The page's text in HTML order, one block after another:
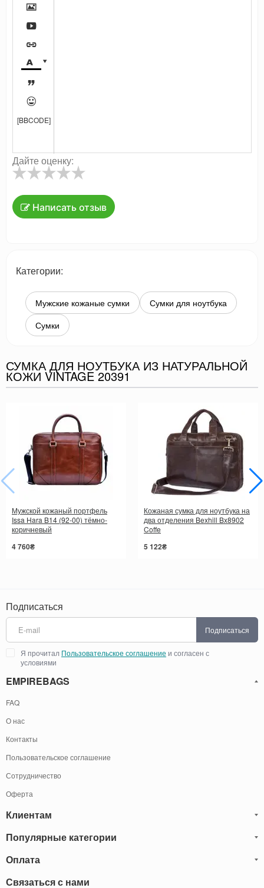







[BBCODE]
Дайте оценку:
Написать отзыв
Категории:
Мужские кожаные сумки
Сумки для ноутбука
Сумки
СУМКА ДЛЯ НОУТБУКА ИЗ НАТУРАЛЬНОЙ
КОЖИ VINTAGE 20391
Мужской кожаный портфель
Issa Hara B14 (92-00) тёмно-
коричневый
4 760₴
Кожаная сумка для ноутбука на
два отделения Bexhill Bx8902
Coffe
5 122₴
Подписаться
Подписаться
Я прочитал Пользовательское соглашение и согласен с
условиями
EMPIREBAGS
FAQ
О нас
Контакты
Пользовательское соглашение
Сотрудничество
Оферта
Клиентам
Блог
Обмен и Возврат
Популярные категории
Мужские кожаные сумки
Саквояжи
Оплата
Оплату товаров можно
осуществить
Связаться с нами